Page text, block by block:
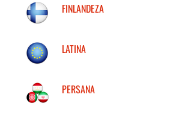
FINLANDEZA
LATINA
PERSANA